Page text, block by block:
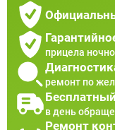
прицела
ремонт по
в день
Ремонт